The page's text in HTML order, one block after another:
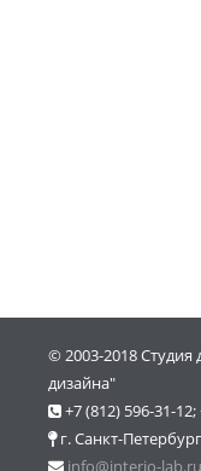
© 2003-2018
дизайна"
+7 (812) 596-31-
г. Санкт-
info@interio-lab.ru